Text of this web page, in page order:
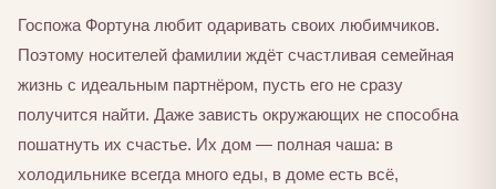
Госпожа Фортуна любит одаривать своих любимчиков.
Поэтому носителей фамилии ждёт счастливая семейная
жизнь с идеальным партнёром, пусть его не сразу
получится найти. Даже зависть окружающих не способна
пошатнуть их счастье. Их дом — полная чаша: в
холодильнике всегда много еды, в доме есть всё,